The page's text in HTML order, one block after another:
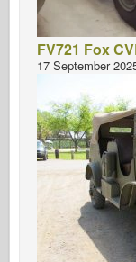
FV721 Fox
17 September